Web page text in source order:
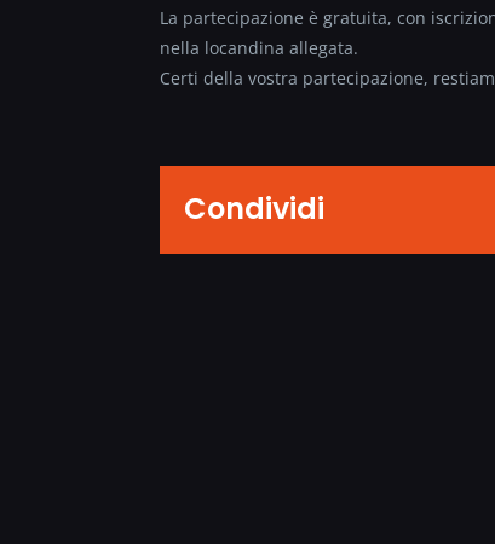
La partecipazione è gratuita, con
nella locandina allegata.
Certi della vostra partecipazione,
Condividi